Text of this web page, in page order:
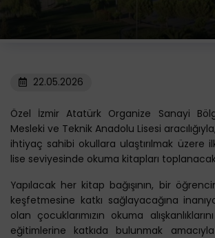
22.05.2026
Özel İzmir Atatürk Organize Sanayi
Mesleki ve Teknik Anadolu Lisesi
ihtiyaç sahibi okullara ulaştırılmak üzere
lise seviyesinde okuma kitapları
Yapılacak her kitap bağışının, bir
keşfetmesine katkı sağlayacağına
olan çocuklarımızın okuma
eğitimlerine katkıda bulunmak